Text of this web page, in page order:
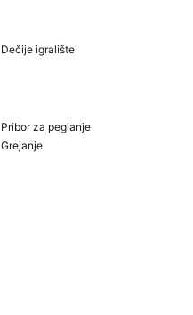
Dečije igralište
Pribor za peglanje
Grejanje